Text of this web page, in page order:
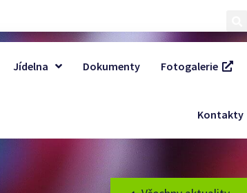
Jídelna Dokumenty Fotogalerie
Kontakty